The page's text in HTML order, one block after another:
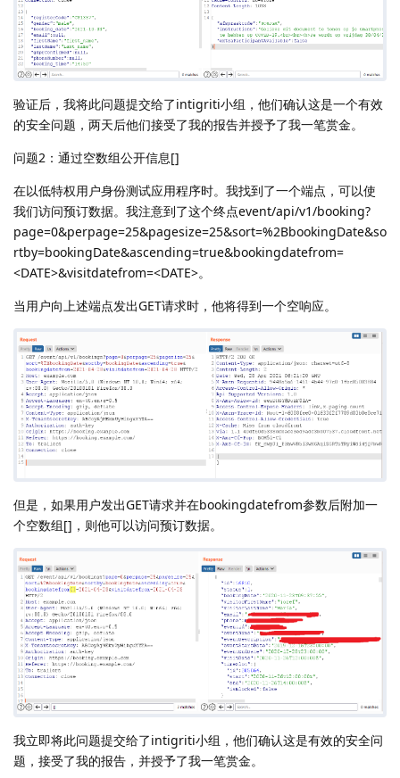
验证后，我将此问题提交给了intigriti小组，他们确认这是一个有效
的安全问题，两天后他们接受了我的报告并授予了我一笔赏金。
问题2：通过空数组公开信息[]
在以低特权用户身份测试应用程序时。我找到了一个端点，可以使
我们访问预订数据。我注意到了这个终点event/api/v1/booking?
page=0&perpage=25&pagesize=25&sort=%2BbookingDate&so
rtby=bookingDate&ascending=true&bookingdatefrom=
<DATE>&visitdatefrom=<DATE>。
当用户向上述端点发出GET请求时，他将得到一个空响应。
但是，如果用户发出GET请求并在bookingdatefrom参数后附加一
个空数组[]，则他可以访问预订数据。
我立即将此问题提交给了intigriti小组，他们确认这是有效的安全问
题，接受了我的报告，并授予了我一笔赏金。